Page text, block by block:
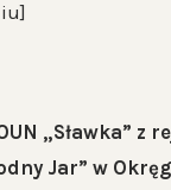
„Sławka” z
Jar” w